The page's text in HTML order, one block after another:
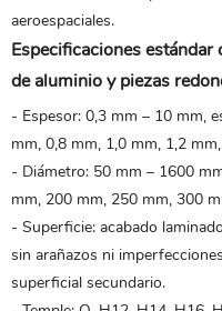
aeroespaciales.
Especificaciones
de aluminio y piezas
- Espesor: 0,3 mm – 10 mm,
mm, 0,8 mm, 1,0 mm, 1,2
- Diámetro: 50 mm – 1600
mm, 200 mm, 250 mm, 300
- Superficie: acabado
sin arañazos ni
superficial secundario.